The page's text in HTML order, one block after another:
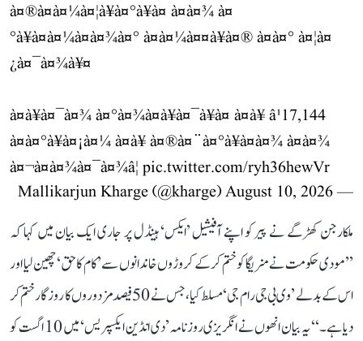
à¤®à¤à¤¼à¤¦à¥à¤°à¥à¤ à¤à¤¾ à¤
°à¥à¤à¤¼à¤à¤¾à¤° à¤à¤¼à¤¤à¥à¤® à¤à¤° à¤¦à¤
¿à¤¯à¤¾à¥¤
à¤à¥à¤¯à¤¾ à¤°à¤¾à¤à¥à¤¯à¥à¤ à¤à¥ â¹17,144
à¤à¤°à¥à¤¡à¤¼ à¤à¥ à¤®à¤¨à¤°à¥à¤à¤¾ à¤à¤¾
à¤¬à¤à¤¾à¤¯à¤¾â¦ pic.twitter.com/ryh36hewVr
— Mallikarjun Kharge (@kharge)
August 10, 2026
ملکارجن کھڑگے نے پیر کو اپنے آفیشیل ’ایکس‘ ہینڈل پر جاری ایک بیان میں کہا کہ
’’مودی حکومت نے منریگا کو ختم کر کے کروڑوں خاندانوں سے ’کام کا حق‘ چھین لیا اور
اس کے بدلے ’وی بی جی رام جی‘ مسلط کیا، جس نے 50 فیصد مزدوروں کا روزگار ختم کر
دیا ہے۔‘‘ یہ بیان انھوں نے انگریزی روزنامہ ’دی انڈین ایکسپریس‘ میں 10 اگست کو